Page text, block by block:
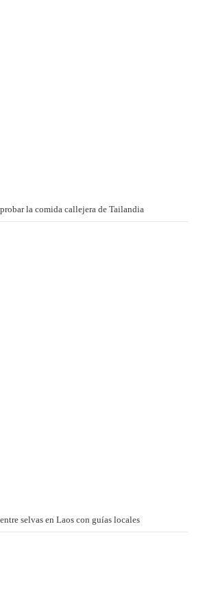
la comida callejera de Tailandia
selvas en Laos con guías locales